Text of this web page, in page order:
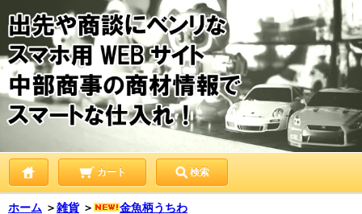
カート 検索
ホーム ＞雑貨 ＞ 金魚柄うちわ